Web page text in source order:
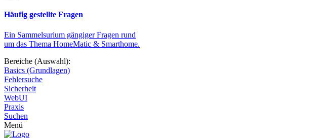
Häufig gestellte Fragen
Ein Sammelsurium gängiger Fragen rund
um das Thema HomeMatic & Smarthome.
Bereiche (Auswahl):
Basics (Grundlagen)
Fehlersuche
Sicherheit
WebUI
Praxis
Suchen
Menü